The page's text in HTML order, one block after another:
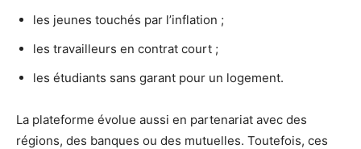
les jeunes touchés par l’inflation ;
les travailleurs en contrat court ;
les étudiants sans garant pour un logement.
La plateforme évolue aussi en partenariat avec des
régions, des banques ou des mutuelles. Toutefois, ces